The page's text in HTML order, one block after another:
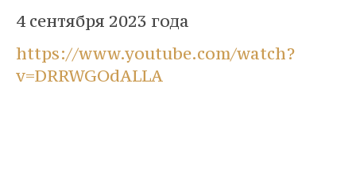
4 сентября 2023 года
https://www.youtube.com/watch?
v=DRRWGOdALLA